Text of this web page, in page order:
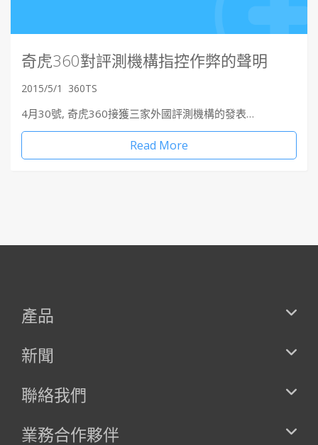
奇虎360對評測機構指控作弊的聲明
2015/5/1 360TS
4月30號, 奇虎360接獲三家外國評測機構的發表…
Read More
產品
新聞
聯絡我們
業務合作夥伴